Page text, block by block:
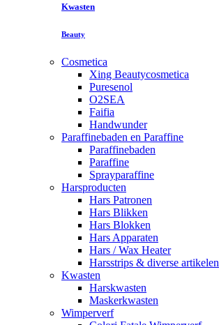
Kwasten
Beauty
Cosmetica
Xing Beautycosmetica
Puresenol
O2SEA
Faifia
Handwunder
Paraffinebaden en Paraffine
Paraffinebaden
Paraffine
Sprayparaffine
Harsproducten
Hars Patronen
Hars Blikken
Hars Blokken
Hars Apparaten
Hars / Wax Heater
Harsstrips & diverse artikelen
Kwasten
Harskwasten
Maskerkwasten
Wimperverf